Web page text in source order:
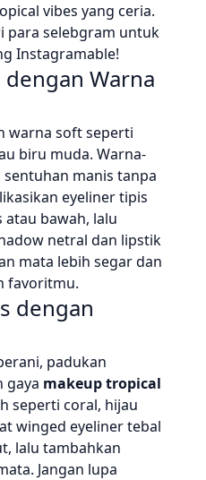
vibes yang ceria.
para selebgram untuk
Instagramable!
dengan Warna
warna soft seperti
biru muda. Warna-
manis tanpa
eyeliner tipis
bawah, lalu
netral dan lipstik
mata lebih segar dan
favoritmu.
dengan
padukan
gaya makeup tropical
seperti coral, hijau
winged eyeliner tebal
lalu tambahkan
Jangan lupa